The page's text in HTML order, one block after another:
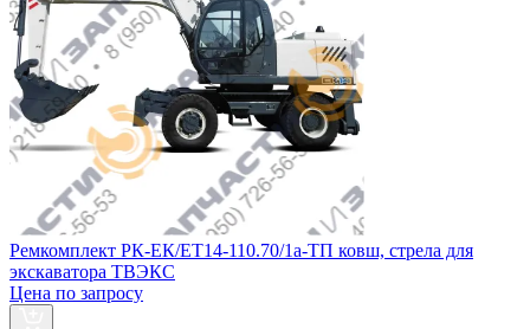
Ремкомплект РК-ЕК/ЕТ14-110.70/1а-ТП ковш, стрела для
экскаватора ТВЭКС
Цена по запросу